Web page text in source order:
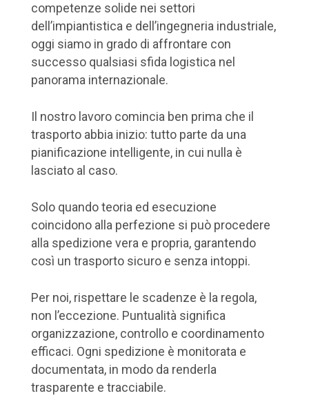
competenze solide nei settori
dell’impiantistica e dell’ingegneria industriale,
oggi siamo in grado di affrontare con
successo qualsiasi sfida logistica nel
panorama internazionale.
Il nostro lavoro comincia ben prima che il
trasporto abbia inizio: tutto parte da una
pianificazione intelligente, in cui nulla è
lasciato al caso.
Solo quando teoria ed esecuzione
coincidono alla perfezione si può procedere
alla spedizione vera e propria, garantendo
così un trasporto sicuro e senza intoppi.
Per noi, rispettare le scadenze è la regola,
non l’eccezione. Puntualità significa
organizzazione, controllo e coordinamento
efficaci. Ogni spedizione è monitorata e
documentata, in modo da renderla
trasparente e tracciabile.